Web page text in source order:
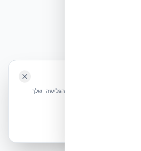
כדי לשפר את חווית הגלישה שלך.